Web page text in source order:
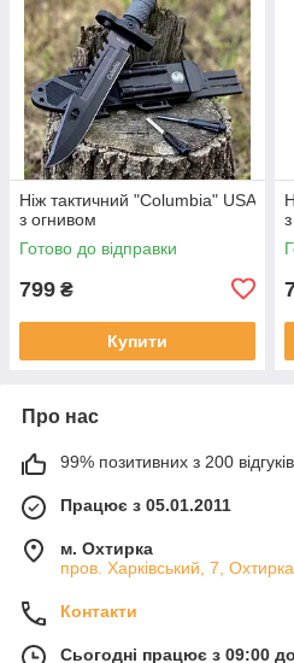
Ніж тактичний "Columbia" USA
з огнивом
Готово до відправки
799 ₴
Купити
Про нас
99% позитивних з 200
Працює з 05.01.2011
м. Охтирка
пров. Харківський, 7,
Контакти
Сьогодні працює з 09:00